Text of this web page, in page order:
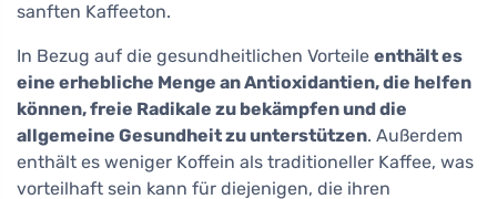
sanften Kaffeeton.
In Bezug auf die gesundheitlichen Vorteile enthält es
eine erhebliche Menge an Antioxidantien, die helfen
können, freie Radikale zu bekämpfen und die
allgemeine Gesundheit zu unterstützen. Außerdem
enthält es weniger Koffein als traditioneller Kaffee, was
vorteilhaft sein kann für diejenigen, die ihren